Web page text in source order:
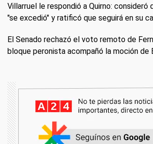
Villarruel le respondió a Quirno: consideró
"se excedió" y ratificó que seguirá en su
El Senado rechazó el voto remoto de
bloque peronista acompañó la moción de